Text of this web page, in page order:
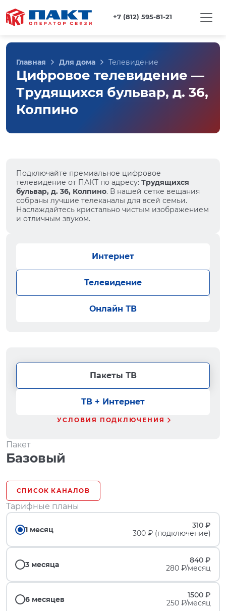
+7 (812) 595-81-21
Главная Для дома Телевидение
Цифровое телевидение —
Трудящихся бульвар, д. 36,
Колпино
Подключайте премиальное цифровое
телевидение от ПАКТ по адресу: Трудящихся
бульвар, д. 36, Колпино. В нашей сетке вещания
собраны лучшие телеканалы для всей семьи.
Наслаждайтесь кристально чистым изображением
и отличным звуком.
Интернет
Телевидение
Онлайн ТВ
Пакеты ТВ
ТВ + Интернет
УСЛОВИЯ ПОДКЛЮЧЕНИЯ
Пакет
Базовый
СПИСОК КАНАЛОВ
Тарифные планы
1 месяц
310 ₽
300 ₽ (подключение)
3 месяца
840 ₽
280 ₽/месяц
6 месяцев
1500 ₽
250 ₽/месяц